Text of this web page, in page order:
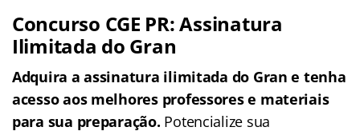
Concurso CGE PR: Assinatura
Ilimitada do Gran
Adquira a assinatura ilimitada do Gran e tenha
acesso aos melhores professores e materiais
para sua preparação. Potencialize sua